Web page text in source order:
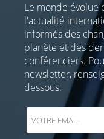
Le monde évolue
l'actualité
informés des
planète et des
conférenciers.
newsletter,
dessous.